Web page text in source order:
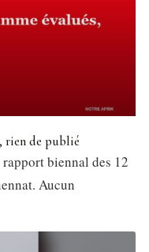
rien de publié
biennal des 12
Aucun